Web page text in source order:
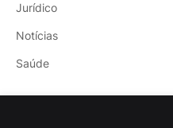
Jurídico
Notícias
Saúde